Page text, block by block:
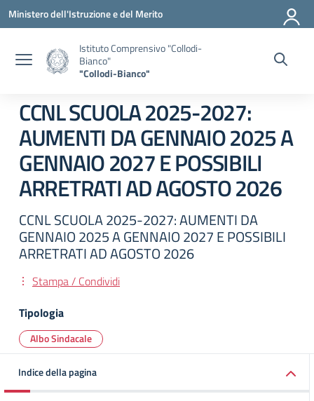
Vai ai contenuti
Vai al menu di navigazione
Vai al footer
Ministero dell'Istruzione e del Merito
Istituto Comprensivo "Collodi-
Bianco"
"Collodi-Bianco"
CCNL SCUOLA 2025-2027:
AUMENTI DA GENNAIO 2025 A
GENNAIO 2027 E POSSIBILI
ARRETRATI AD AGOSTO 2026
CCNL SCUOLA 2025-2027: AUMENTI DA
GENNAIO 2025 A GENNAIO 2027 E POSSIBILI
ARRETRATI AD AGOSTO 2026
Stampa / Condividi
Tipologia
Albo Sindacale
Indice della pagina